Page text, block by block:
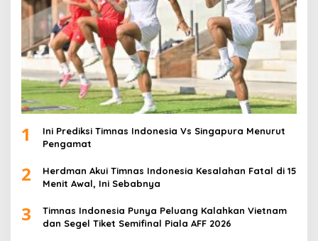
1
Ini Prediksi Timnas Indonesia Vs Singapura Menurut
Pengamat
2
Herdman Akui Timnas Indonesia Kesalahan Fatal di 15
Menit Awal, Ini Sebabnya
3
Timnas Indonesia Punya Peluang Kalahkan Vietnam
dan Segel Tiket Semifinal Piala AFF 2026